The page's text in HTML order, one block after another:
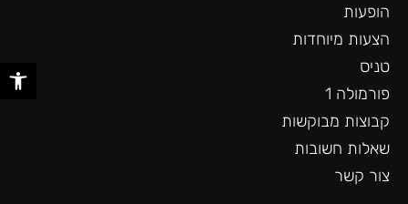
הופעות
הצעות מיוחדות
טניס
פורמולה 1
קבוצות מבוקשות
שאלות חשובות
צור קשר
פתח